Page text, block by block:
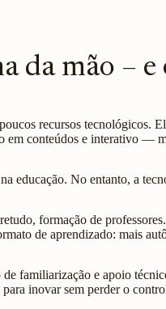
da mão –
recursos tecnológicos.
em conteúdos e interativo —
educação. No entanto, a
formação de
de aprendizado: mais
familiarização e apoio
inovar sem perder o